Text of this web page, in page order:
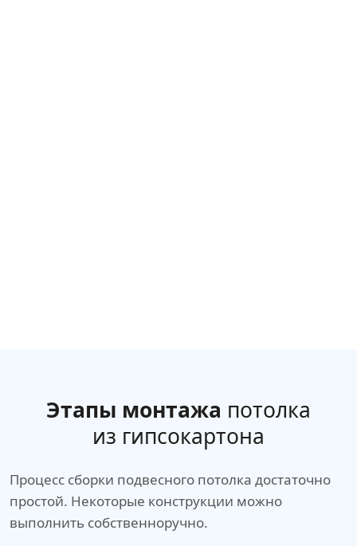
Этапы монтажа потолка
из гипсокартона
Процесс сборки подвесного потолка достаточно
простой. Некоторые конструкции можно
выполнить собственноручно.